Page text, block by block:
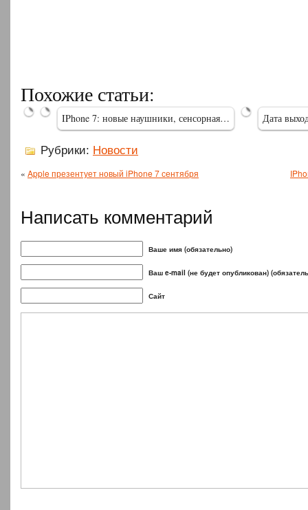
Похожие статьи:
23 сентября
для…
IPhone 7: новые наушники, сенсорная… Дата
Рубрики: Новости
« Apple презентует новый iPhone 7 сентября
Написать комментарий
Ваше имя (обязательно)
Ваш e-mail (не будет опубликован)
Сайт